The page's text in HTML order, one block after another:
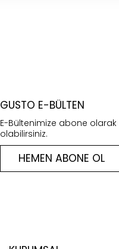
GUSTO E-BÜLTEN
E-Bültenimize abone
olabilirsiniz.
HEMEN ABONE OL